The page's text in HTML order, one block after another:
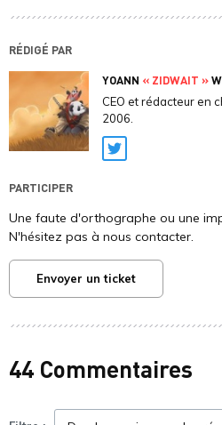
RÉDIGÉ PAR
YOANN « ZIDWAIT »
CEO et rédacteur en
2006.
Twitter
PARTICIPER
Une faute d'orthographe ou une
N'hésitez pas à nous contacter.
Envoyer un ticket
44 Commentaires